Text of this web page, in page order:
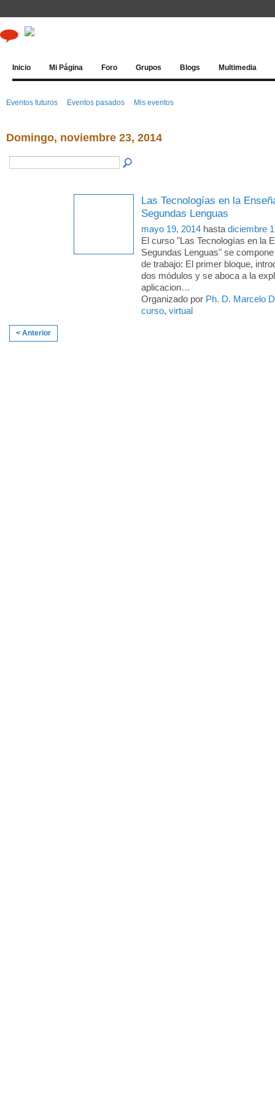
Inicio Mi Página Foro Grupos Blogs Multimedia
Eventos futuros Eventos pasados Mis eventos
Domingo, noviembre 23, 2014
Las Tecnologías en la
Segundas Lenguas
mayo 19, 2014 hasta diciembre
El curso "Las Tecnologías en la
Segundas Lenguas" se
de trabajo: El primer bloque,
dos módulos y se aboca a la
aplicacion…
Organizado por Ph. D. Marcelo
curso, virtual
< Anterior